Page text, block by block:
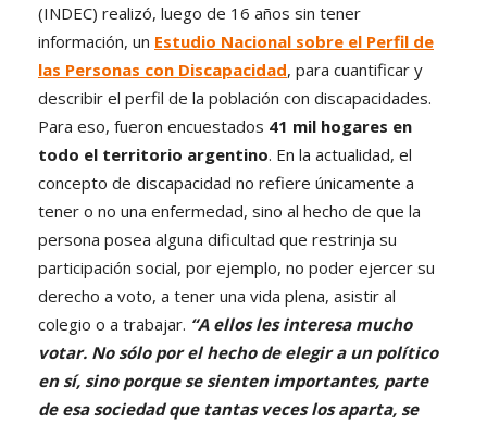
(INDEC) realizó, luego de 16 años sin tener
información, un Estudio Nacional sobre el Perfil de
las Personas con Discapacidad, para cuantificar y
describir el perfil de la población con discapacidades.
Para eso, fueron encuestados 41 mil hogares en
todo el territorio argentino. En la actualidad, el
concepto de discapacidad no refiere únicamente a
tener o no una enfermedad, sino al hecho de que la
persona posea alguna dificultad que restrinja su
participación social, por ejemplo, no poder ejercer su
derecho a voto, a tener una vida plena, asistir al
colegio o a trabajar. “A ellos les interesa mucho
votar. No sólo por el hecho de elegir a un político
en sí, sino porque se sienten importantes, parte
de esa sociedad que tantas veces los aparta, se